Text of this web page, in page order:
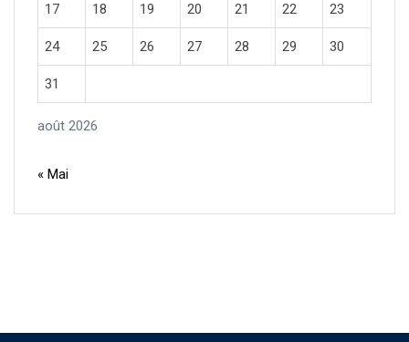
août 2026
17 18 19 20 21 22 23
24 25 26 27 28 29 30
31
« Mai